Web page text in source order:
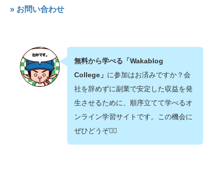
» お問い合わせ
無料から学べる「Wakablog
College」 に参加はお済みですか？会
社を辞めずに副業で安定した収益を発
生させるために、順序立てて学べるオ
ンライン学習サイトです。この機会に
ぜひどうぞ💁‍♂️